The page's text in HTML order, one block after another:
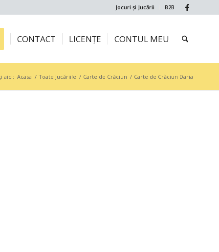
Jocuri și Jucării B2B
CONTACT LICENȚE CONTUL MEU
aici: Acasa / Toate Jucăriile / Carte de Crăciun / Carte de Crăciun Daria